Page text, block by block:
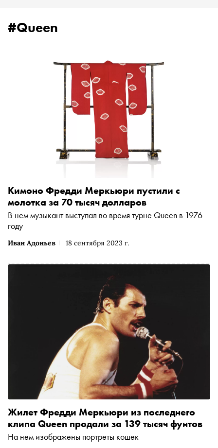
#Queen
Иван Адоньев 18 сентября 2023 г.
Кимоно Фредди Меркьюри пустили с
молотка за 70 тысяч долларов
В нем музыкант выступал во время турне Queen в 1976
году
Жилет Фредди Меркьюри из последнего
клипа Queen продали за 139 тысяч фунтов
На нем изображены портреты кошек